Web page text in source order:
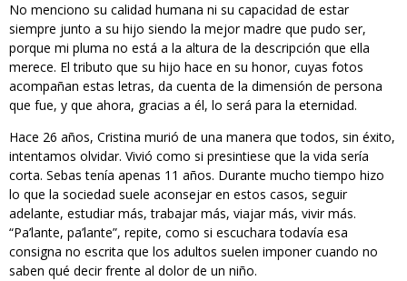
No menciono su calidad humana ni su capacidad de estar
siempre junto a su hijo siendo la mejor madre que pudo ser,
porque mi pluma no está a la altura de la descripción que ella
merece. El tributo que su hijo hace en su honor, cuyas fotos
acompañan estas letras, da cuenta de la dimensión de persona
que fue, y que ahora, gracias a él, lo será para la eternidad.
Hace 26 años, Cristina murió de una manera que todos, sin éxito,
intentamos olvidar. Vivió como si presintiese que la vida sería
corta. Sebas tenía apenas 11 años. Durante mucho tiempo hizo
lo que la sociedad suele aconsejar en estos casos, seguir
adelante, estudiar más, trabajar más, viajar más, vivir más.
“Pa’lante, pa’lante”, repite, como si escuchara todavía esa
consigna no escrita que los adultos suelen imponer cuando no
saben qué decir frente al dolor de un niño.